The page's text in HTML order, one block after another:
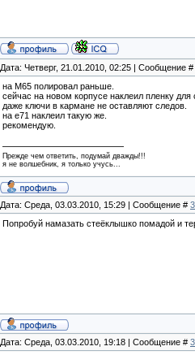
Дата: Четверг, 21.01.2010, 02:25 | Сообщение #
на М65 полировал раньше.
сейчас на новом корпусе наклеил пленку для
даже ключи в кармане не оставляют следов.
на е71 наклеил такую же.
рекомендую.
Прежде чем ответить, подумай дважды!!!
я не волшебник, я только учусь...
Дата: Среда, 03.03.2010, 15:29 | Сообщение #
Попробуй намазать стеёклышко помадой и
Дата: Среда, 03.03.2010, 19:18 | Сообщение #